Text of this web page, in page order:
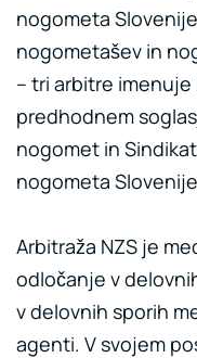
nogometa
nogometašev in
– tri arbitre imenuje
predhodnem
nogomet in
nogometa
Arbitraža NZS je
odločanje v
v delovnih sporih
agenti. V svojem